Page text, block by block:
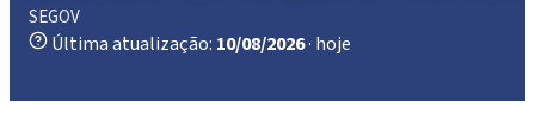
SEGOV
Última atualização: 10/08/2026· hoje